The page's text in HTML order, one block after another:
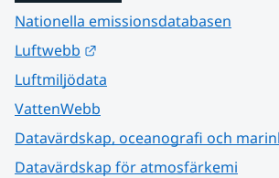
Nationella emissionsdatabasen
Luftwebb
Luftmiljödata
VattenWebb
Datavärdskap, oceanografi och
Datavärdskap för atmosfärkemi